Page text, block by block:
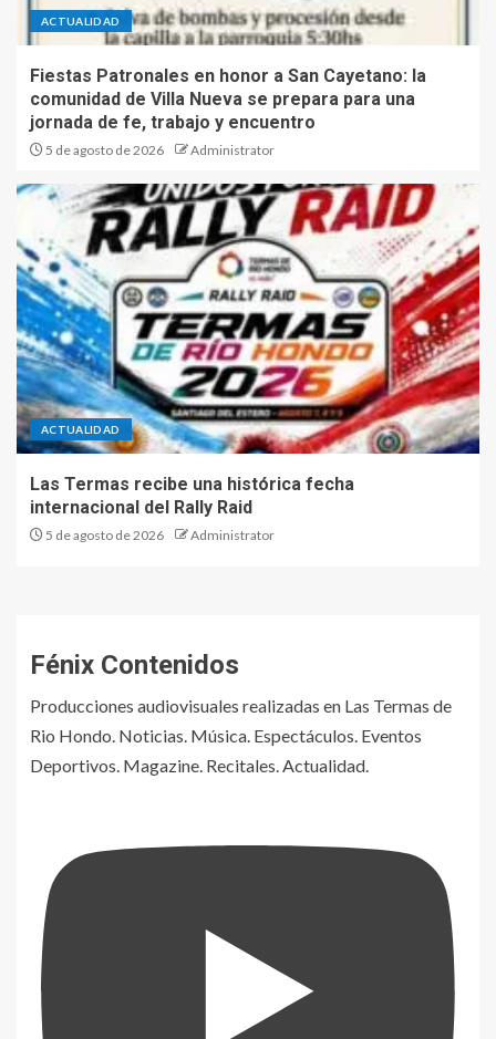
ACTUALIDAD
Fiestas Patronales en honor a San Cayetano: la
comunidad de Villa Nueva se prepara para una
jornada de fe, trabajo y encuentro
5 de agosto de 2026 Administrator
ACTUALIDAD
Las Termas recibe una histórica fecha
internacional del Rally Raid
5 de agosto de 2026 Administrator
Fénix Contenidos
Producciones audiovisuales realizadas en Las Termas de
Rio Hondo. Noticias. Música. Espectáculos. Eventos
Deportivos. Magazine. Recitales. Actualidad.